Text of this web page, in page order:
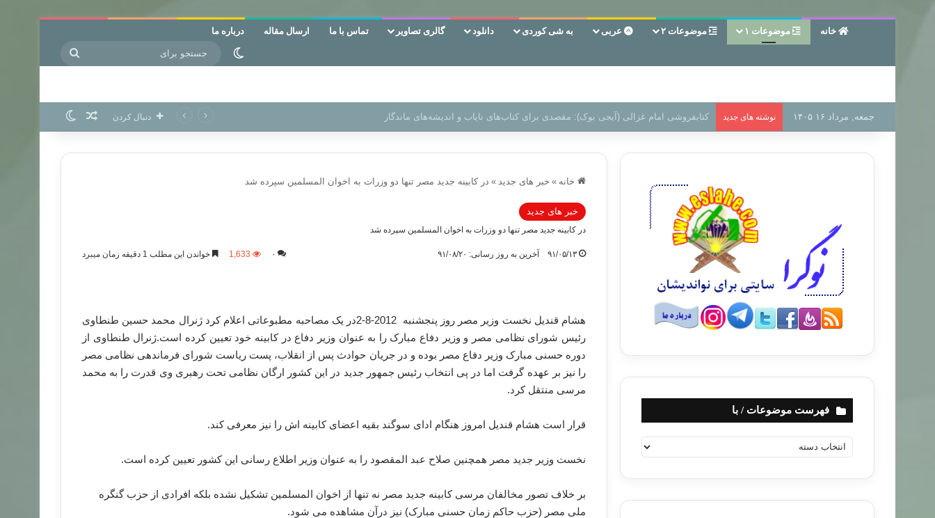
خانه موضوعات ۱ موضوعات ۲ عربی به شی کوردی دانلود گالری تصاویر تماس با ما ارسال مقاله درباره ما
تغییر پوسته
جمعه, مرداد ۱۶ ۱۴۰۵ نوشته های جدید سر دفتر فساد در زمین‌، دوری وکناره‌گیری از راه خداست‌! دنبال کردن نوشته تصادفی
خانه » خبر های جدید » در کابینه جدید مصر تنها دو وزرات به اخوان المسلمین سپرده شد
خبر های جدید
در کابینه جدید مصر تنها دو وزرات به اخوان المسلمین سپرده شد
۹۱/۰۵/۱۳ آخرین به روز رسانی: ۹۱/۰۸/۲۰ ۰ 1,633 خواندن این مطلب 1 دقیقه زمان میبرد
هشام قندیل نخست وزیر مصر روز پنجشنبه 2-8-2012در یک مصاحبه مطبوعاتی اعلام کرد ژنرال محمد حسین طنطاوی
رئیس شورای نظامی مصر و وزیر دفاع مبارک را به عنوان وزیر دفاع در کابینه خود تعیین کرده است.ژنرال طنطاوی از
دوره حسنی مبارک وزیر دفاع مصر بوده و در جریان حوادث پس از انقلاب، پست ریاست شورای فرماندهی نظامی مصر
را نیز بر عهده گرفت اما در پی انتخاب رئیس جمهور جدید در این کشور ارگان نظامی تحت رهبری وی قدرت را به محمد
مرسی منتقل کرد.
قرار است هشام قندیل امروز هنگام ادای سوگند بقیه اعضای کابینه اش را نیز معرفی کند.
نخست وزیر جدید مصر همچنین صلاح عبد المقصود را به عنوان وزیر اطلاع رسانی این کشور تعیین کرده است.
بر خلاف تصور مخالفان مرسی کابینه جدید مصر نه تنها از اخوان المسلمین تشکیل نشده بلکه افرادی از حزب گنگره
ملی مصر (حزب حاکم زمان حسنی مبارک) نیز درآن مشاهده می شود.
فهرست موضوعات / با
ه
ت